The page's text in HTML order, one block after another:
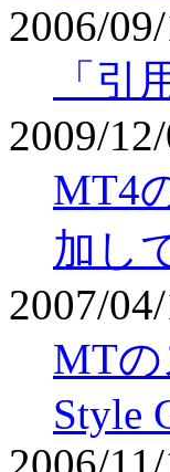
2006/
「引
2009/
MT4
加し
2007/
MTの
Style